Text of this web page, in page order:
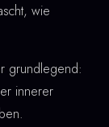
wie
grundlegend:
innerer